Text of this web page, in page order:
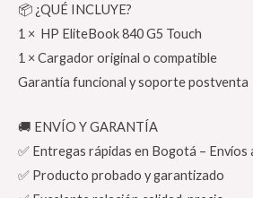
📦 ¿QUÉ INCLUYE?
1 × HP EliteBook 840 G5 Touch
1 × Cargador original o compatible
Garantía funcional y soporte postventa
🚚 ENVÍO Y GARANTÍA
✅ Entregas rápidas en Bogotá – Envíos
✅ Producto probado y garantizado